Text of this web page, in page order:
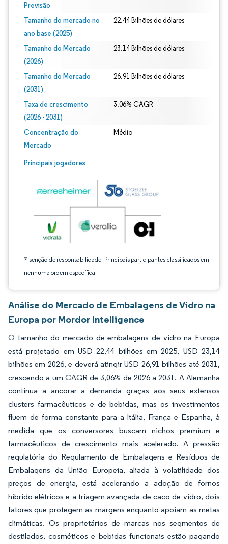
Previsão
Tamanho do mercado no
ano base (2025)
22.44 Bilhões de dólares
Tamanho do Mercado
(2026)
23.14 Bilhões de dólares
Tamanho do Mercado
(2031)
26.91 Bilhões de dólares
Taxa de crescimento
(2026 - 2031)
3.06% CAGR
Concentração do
Mercado
Médio
Principais jogadores
*Isenção de responsabilidade: Principais participantes classificados em
nenhuma ordem específica
Imagem © Mordor Intelligence. O reuso requer atribuição conforme CC BY 4.0.
Análise do Mercado de Embalagens de Vidro na
Europa por Mordor Intelligence
O tamanho do mercado de embalagens de vidro na Europa
está projetado em USD 22,44 bilhões em 2025, USD 23,14
bilhões em 2026, e deverá atingir USD 26,91 bilhões até 2031,
crescendo a um CAGR de 3,06% de 2026 a 2031. A Alemanha
continua a ancorar a demanda graças aos seus extensos
clusters farmacêuticos e de bebidas, mas os investimentos
fluem de forma constante para a Itália, França e Espanha, à
medida que os conversores buscam nichos premium e
farmacêuticos de crescimento mais acelerado. A pressão
regulatória do Regulamento de Embalagens e Resíduos de
Embalagens da União Europeia, aliada à volatilidade dos
preços de energia, está acelerando a adoção de fornos
híbrido-elétricos e a triagem avançada de caco de vidro, dois
fatores que protegem as margens enquanto apoiam as metas
climáticas. Os proprietários de marcas nos segmentos de
destilados, cosméticos e bebidas funcionais estão pagando